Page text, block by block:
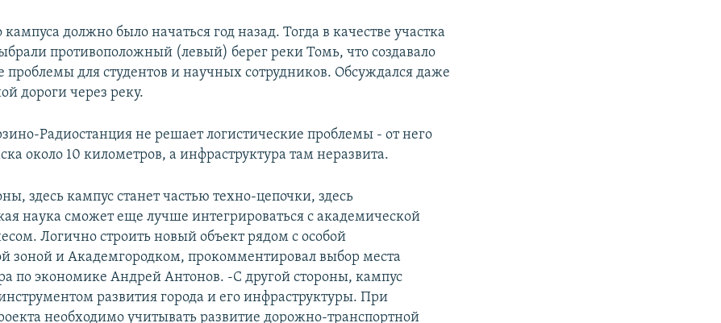
кампуса должно было начаться год назад. Тогда в качестве участка
противоположный (левый) берег реки Томь, что создавало
проблемы для студентов и научных сотрудников. Обсуждался даже
дороги через реку.
Радиостанция не решает логистические проблемы - от него
около 10 километров, а инфраструктура там неразвита.
здесь кампус станет частью техно-цепочки, здесь
наука сможет еще лучше интегрироваться с академической
Логично строить новый объект рядом с особой
зоной и Академгородком, прокомментировал выбор места
по экономике Андрей Антонов. -С другой стороны, кампус
развития города и его инфраструктуры. При
необходимо учитывать развитие дорожно-транспортной